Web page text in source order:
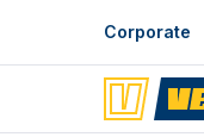
Corporate